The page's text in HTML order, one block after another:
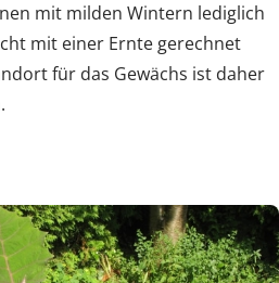
mit milden Wintern lediglich
mit einer Ernte gerechnet
für das Gewächs ist daher